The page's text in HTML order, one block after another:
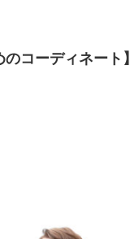
のコーディネート】